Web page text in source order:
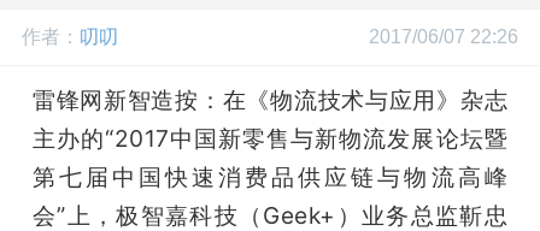
网
作者： 叨叨 2017/06/07 22:26
雷锋网新智造按：在《物流技术与应用》杂志
主办的“2017中国新零售与新物流发展论坛暨
第七届中国快速消费品供应链与物流高峰
会”上，极智嘉科技（Geek+）业务总监靳忠